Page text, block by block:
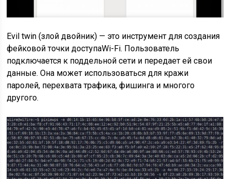
Evil twin (злой двойник) — это инструмент для создания
фейковой точки доступаWi-Fi. Пользователь
подключается к поддельной сети и передает ей свои
данные. Она может использоваться для кражи
паролей, перехвата трафика, фишинга и многого
другого.